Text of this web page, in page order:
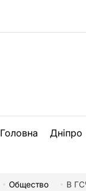
Головна Дніпро
Общество В